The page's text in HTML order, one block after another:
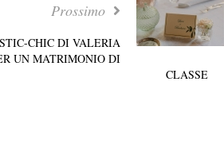
Prossimo
CHIC DI VALERIA
UN MATRIMONIO DI
CLASSE